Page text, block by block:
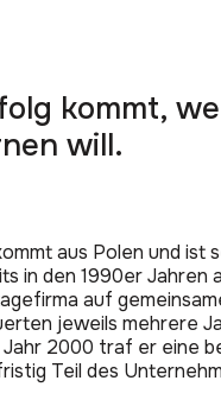
kommt,
will.
aus Polen und ist
in den 1990er
auf
jeweils mehrere
Jahr 2000 traf er eine
Teil des